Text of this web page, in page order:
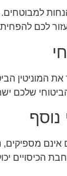
לכם
המוניטין
שלכם
נוסף
מספיקים,